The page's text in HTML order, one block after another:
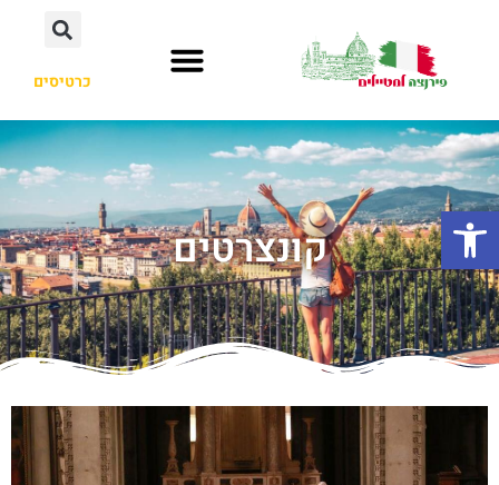
כרטיסים
קונצרטים פתח סרגל נגישות